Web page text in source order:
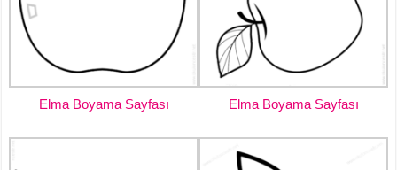
Elma Boyama Sayfası Elma Boyama Sayfası